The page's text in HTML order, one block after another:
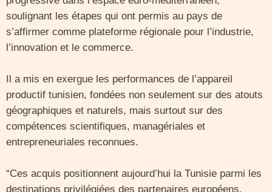
soulignant les étapes qui ont permis au pays de
s’affirmer comme plateforme régionale pour l’industrie,
l’innovation et le commerce.
Il a mis en exergue les performances de l’appareil
productif tunisien, fondées non seulement sur des atouts
géographiques et naturels, mais surtout sur des
compétences scientifiques, managériales et
entrepreneuriales reconnues.
“Ces acquis positionnent aujourd’hui la Tunisie parmi les
destinations privilégiées des partenaires européens,